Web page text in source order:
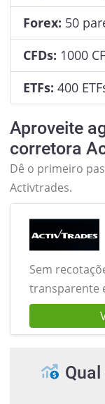
Forex: 50
CFDs: 1000
ETFs: 400
Aproveite
corretora
Dê o primeiro
Activtrades.
Sem
transparente